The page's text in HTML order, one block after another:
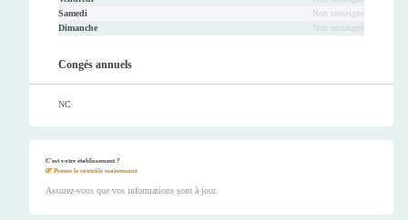
Samedi
Non renseigné
Dimanche
Non renseigné
Congés annuels
NC
C'est votre établissement ?
Prenez le contrôle maintenant.
Assurez-vous que vos informations sont à jour.